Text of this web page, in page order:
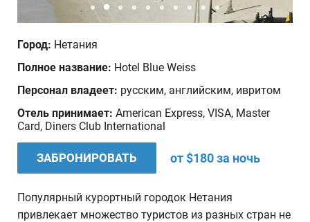
Город: Нетания
Полное название: Hotel Blue Weiss
Персонал владеет: русским, английским, ивритом
Отель принимает: American Express, VISA, Master
Card, Diners Club International
ЗАБРОНИРОВАТЬ от $180 за ночь
Популярный курортный городок Нетания
привлекает множество туристов из разных стран не
Дата отъезда
Ваши пожелания